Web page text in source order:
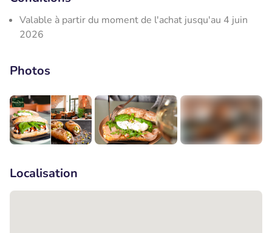
Valable à partir du moment de l'achat jusqu'au 4 juin
2026
Photos
Localisation